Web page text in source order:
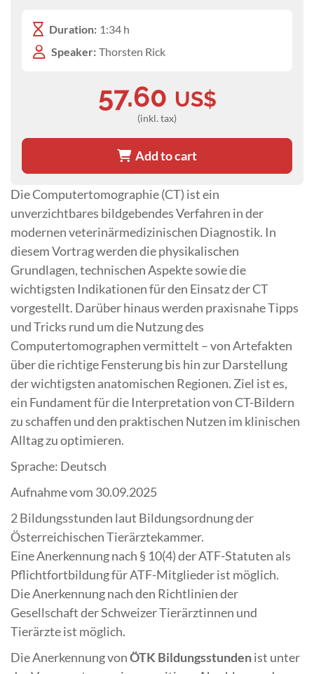
Die Computertomographie (CT) ist ein
unverzichtbares bildgebendes Verfahren in der
modernen veterinärmedizinischen Diagnostik. In
diesem Vortrag werden die physikalischen
Grundlagen, technischen Aspekte sowie die
wichtigsten Indikationen für den Einsatz der CT
vorgestellt. Darüber hinaus werden praxisnahe Tipps
und Tricks rund um die Nutzung des
Computertomographen vermittelt – von Artefakten
über die richtige Fensterung bis hin zur Darstellung
der wichtigsten anatomischen Regionen. Ziel ist es,
ein Fundament für die Interpretation von CT-Bildern
zu schaffen und den praktischen Nutzen im klinischen
Alltag zu optimieren.
Sprache: Deutsch
Aufnahme vom 30.09.2025
2 Bildungsstunden laut Bildungsordnung der
Österreichischen Tierärztekammer.
Eine Anerkennung nach § 10(4) der ATF-Statuten als
Pflichtfortbildung für ATF-Mitglieder ist möglich.
Die Anerkennung nach den Richtlinien der
Gesellschaft der Schweizer Tierärztinnen und
Tierärzte ist möglich.
Die Anerkennung vonÖTK Bildungsstundenist unter
Duration: 1:34 h
Speaker: Thorsten Rick
57.60 US$
(inkl. tax)
Add to cart